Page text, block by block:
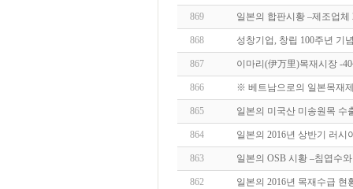
869 일본의 합판시황 –제조업
868 성창기업, 창립 100주년 기
867 이마리(伊万里)목재시장 -
866 ※ 베트남으로의 일본목재
865 일본의 미국산 미송원목
864 일본의 2016년 상반기 러
863 일본의 OSB 시황 –침엽수
862 일본의 2016년 목재수급